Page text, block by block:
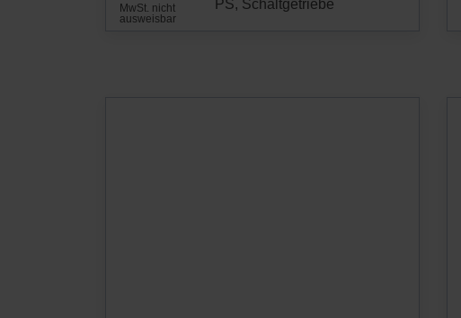
MwSt. nicht
ausweisbar
PS, Schaltgetriebe